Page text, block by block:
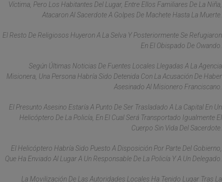
Víctima, Pero Los Habitantes Del Lugar, Entre Ellos Familiares De La Niña,
Atacaron Al Sacerdote A Golpes De Machete Hasta La Muerte.
El Resto De Religiosos Huyeron A La Selva Y Posteriormente Se Refugiaron
En El Obispado De Owando.
Según Últimas Noticias De Fuentes Locales Llegadas A La Agencia
Misionera, Una Persona Habría Sido Detenida Con La Acusación De Haber
Asesinado Al Misionero Franciscano.
El Presunto Asesino Estaría A Punto De Ser Trasladado A La Capital En Un
Helicóptero De La Policía, En El Cual Será Transportado Igualmente El
Cuerpo Sin Vida Del Sacerdote.
El Helicóptero Habría Sido Puesto A Disposición Por Parte Del Gobierno,
Que Ha Enviado Al Lugar A Un Responsable De La Policía Y A Un Delegado.
La Movilización De Las Autoridades Locales Ha Tenido Lugar Tras La